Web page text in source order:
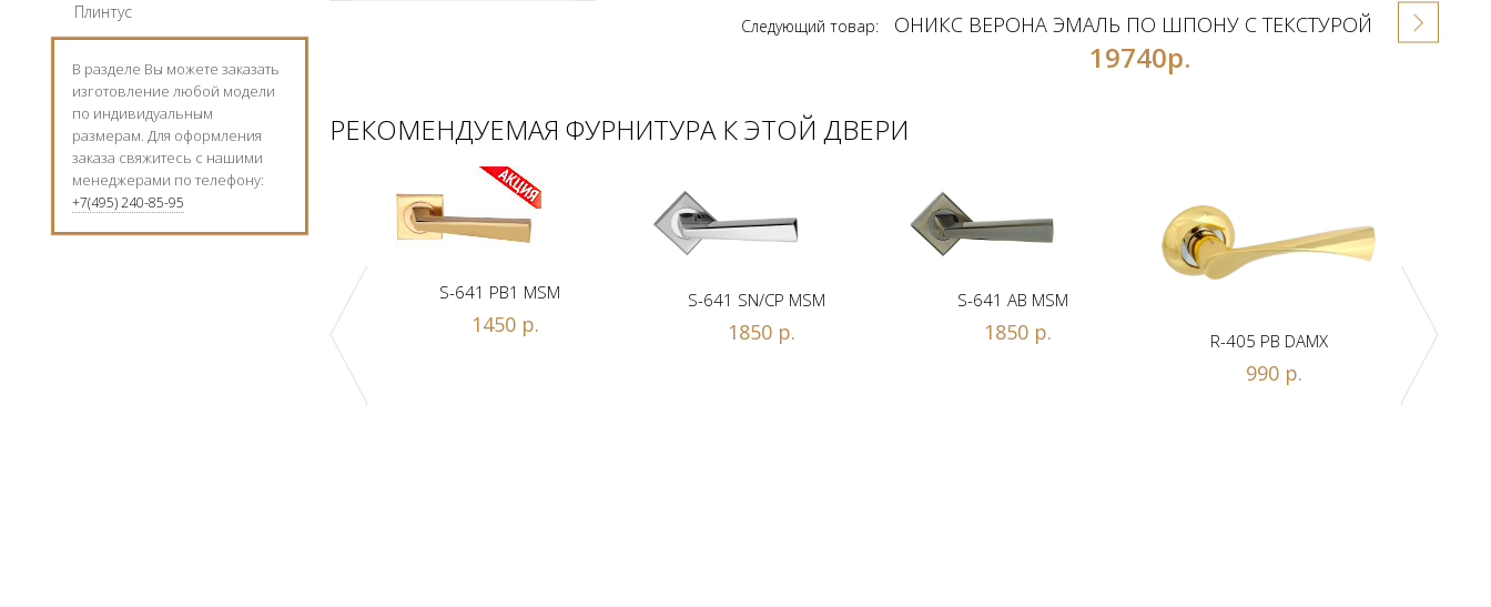
Плинтус
В разделе Вы можете заказать
изготовление любой модели
по индивидуальным
размерам. Для оформления
заказа свяжитесь с нашими
менеджерами по телефону:
+7(495) 240-85-95
Следующий товар: ОНИКС ВЕРОНА ЭМАЛЬ ПО ШПОНУ С ТЕКСТУРОЙ
19740р.
РЕКОМЕНДУЕМАЯ ФУРНИТУРА К ЭТОЙ ДВЕРИ
S-641 PB1 MSM
1450 р.
S-641 SN/CP MSM
1850 р.
S-641 AB MSM
1850 р. R-405 PB DAMX
990 р.